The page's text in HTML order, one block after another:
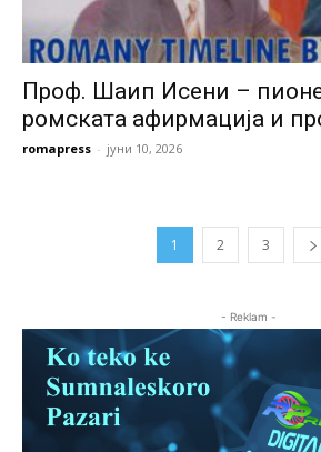
Проф. Шаип Исени –
ромската афирмација и
romapress - јуни 10, 2026
1 2 3
- Reklam -